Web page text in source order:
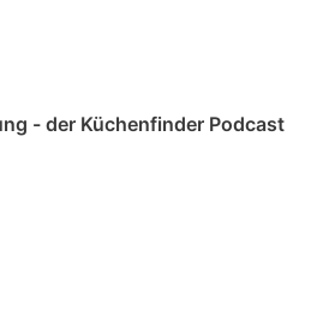
- der Küchenfinder Podcast